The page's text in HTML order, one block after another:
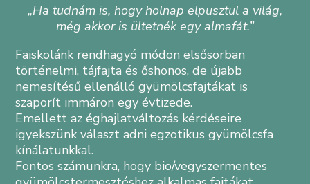
„Ha tudnám is, hogy holnap elpusztul a világ,
még akkor is ültetnék egy almafát.”
Faiskolánk rendhagyó módon elsősorban
történelmi, tájfajta és őshonos, de újabb
nemesítésű ellenálló gyümölcsfajtákat is
szaporít immáron egy évtizede.
Emellett az éghajlatváltozás kérdéseire
igyekszünk választ adni egzotikus gyümölcsfa
kínálatunkkal.
Fontos számunkra, hogy bio/vegyszermentes